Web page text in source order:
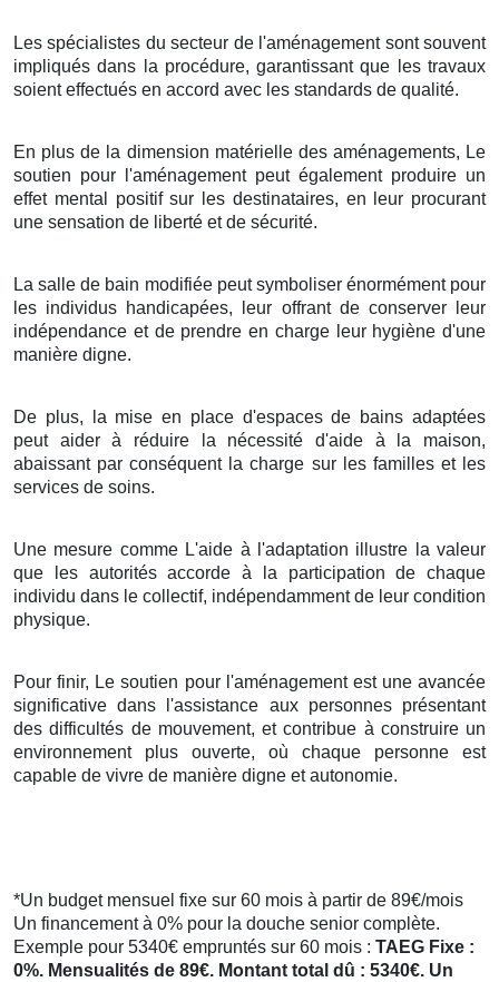
Les spécialistes du secteur de l'aménagement sont souvent
impliqués dans la procédure, garantissant que les travaux
soient effectués en accord avec les standards de qualité.
En plus de la dimension matérielle des aménagements, Le
soutien pour l'aménagement peut également produire un
effet mental positif sur les destinataires, en leur procurant
une sensation de liberté et de sécurité.
La salle de bain modifiée peut symboliser énormément pour
les individus handicapées, leur offrant de conserver leur
indépendance et de prendre en charge leur hygiène d'une
manière digne.
De plus, la mise en place d'espaces de bains adaptées
peut aider à réduire la nécessité d'aide à la maison,
abaissant par conséquent la charge sur les familles et les
services de soins.
Une mesure comme L'aide à l'adaptation illustre la valeur
que les autorités accorde à la participation de chaque
individu dans le collectif, indépendamment de leur condition
physique.
Pour finir, Le soutien pour l'aménagement est une avancée
significative dans l'assistance aux personnes présentant
des difficultés de mouvement, et contribue à construire un
environnement plus ouverte, où chaque personne est
capable de vivre de manière digne et autonomie.
*Un budget mensuel fixe sur 60 mois à partir de 89€/mois
Un financement à 0% pour la douche senior complète.
Exemple pour 5340€ empruntés sur 60 mois : TAEG Fixe :
0%. Mensualités de 89€. Montant total dû : 5340€. Un